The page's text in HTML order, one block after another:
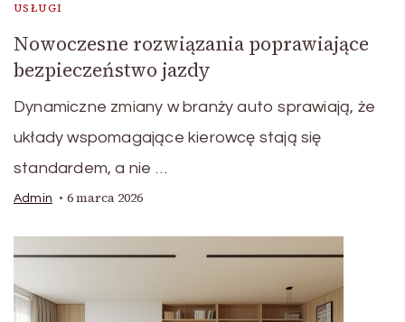
USŁUGI
Nowoczesne rozwiązania poprawiające
bezpieczeństwo jazdy
Dynamiczne zmiany w branży auto sprawiają, że
układy wspomagające kierowcę stają się
standardem, a nie …
Admin 6 marca 2026